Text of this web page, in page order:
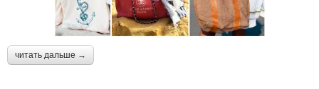
читать дальше →